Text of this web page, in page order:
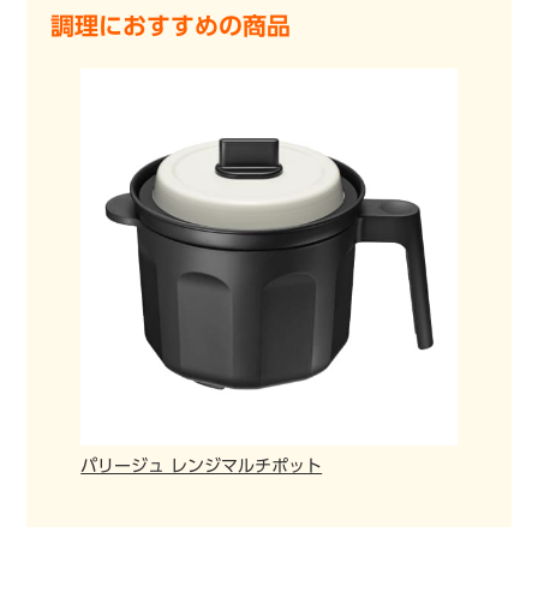
調理におすすめの商品
パリージュ レンジマルチポット